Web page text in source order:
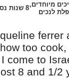
מיוחדים,
לנכים
8 שנות נסיון
ferrer
too
come to
8 and 1/2